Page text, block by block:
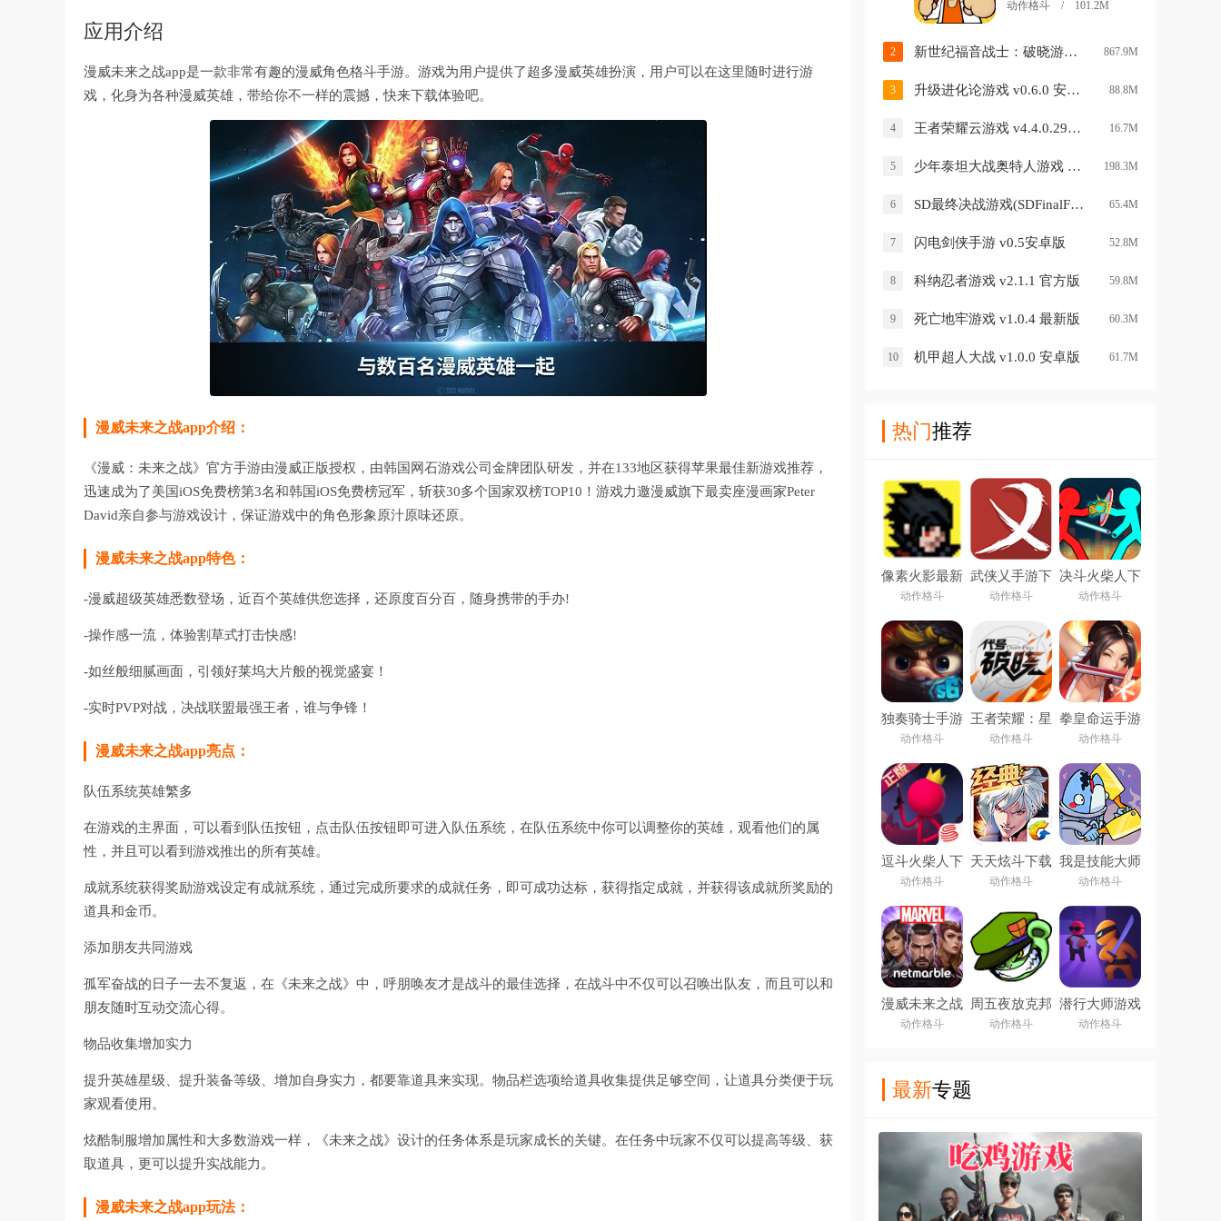
应用介绍
漫威未来之战app是一款非常有趣的漫威角色格斗手游。游戏为用户提供了超多漫威英雄扮演，用户可以在这里随时进行游
戏，化身为各种漫威英雄，带给你不一样的震撼，快来下载体验吧。
漫威未来之战app介绍：
《漫威：未来之战》官方手游由漫威正版授权，由韩国网石游戏公司金牌团队研发，并在133地区获得苹果最佳新游戏推荐，
迅速成为了美国iOS免费榜第3名和韩国iOS免费榜冠军，斩获30多个国家双榜TOP10！游戏力邀漫威旗下最卖座漫画家Peter
David亲自参与游戏设计，保证游戏中的角色形象原汁原味还原。
漫威未来之战app特色：
-漫威超级英雄悉数登场，近百个英雄供您选择，还原度百分百，随身携带的手办!
-操作感一流，体验割草式打击快感!
-如丝般细腻画面，引领好莱坞大片般的视觉盛宴！
-实时PVP对战，决战联盟最强王者，谁与争锋！
漫威未来之战app亮点：
队伍系统英雄繁多
在游戏的主界面，可以看到队伍按钮，点击队伍按钮即可进入队伍系统，在队伍系统中你可以调整你的英雄，观看他们的属
性，并且可以看到游戏推出的所有英雄。
成就系统获得奖励游戏设定有成就系统，通过完成所要求的成就任务，即可成功达标，获得指定成就，并获得该成就所奖励的
道具和金币。
添加朋友共同游戏
孤军奋战的日子一去不复返，在《未来之战》中，呼朋唤友才是战斗的最佳选择，在战斗中不仅可以召唤出队友，而且可以和
朋友随时互动交流心得。
物品收集增加实力
提升英雄星级、提升装备等级、增加自身实力，都要靠道具来实现。物品栏选项给道具收集提供足够空间，让道具分类便于玩
家观看使用。
炫酷制服增加属性和大多数游戏一样，《未来之战》设计的任务体系是玩家成长的关键。在任务中玩家不仅可以提高等级、获
取道具，更可以提升实战能力。
漫威未来之战app玩法：
动作格斗 / 101.2M
2 新世纪福音战士：破晓游戏 v6.3.0 安卓版 867.9M
3 升级进化论游戏 v0.6.0 安卓版 88.8M
4 王者荣耀云游戏 v4.4.0.2960404 安卓版 16.7M
5 少年泰坦大战奥特人游戏 v1.0.0 安卓最新版 198.3M
6 SD最终决战游戏(SDFinalFight) v1.5.2 安卓版 65.4M
7 闪电剑侠手游 v0.5安卓版 52.8M
8 科纳忍者游戏 v2.1.1 官方版 59.8M
9 死亡地牢游戏 v1.0.4 最新版 60.3M
10 机甲超人大战 v1.0.0 安卓版 61.7M
热门推荐
像素火影最新
版
动作格斗
武侠乂手游下
载安卓
动作格斗
决斗火柴人下
载
动作格斗
独奏骑士手游
动作格斗
王者荣耀：星
之破晓app
动作格斗
拳皇命运手游
动作格斗
逗斗火柴人下
载安装
动作格斗
天天炫斗下载
安装最新版
动作格斗
我是技能大师
游戏下载
动作格斗
漫威未来之战
app
动作格斗
周五夜放克邦
佐兔(Friday
Night Funkin)
动作格斗
潜行大师游戏
下载
动作格斗
最新专题